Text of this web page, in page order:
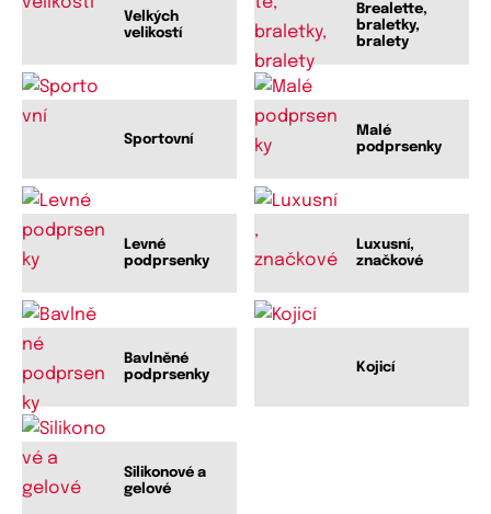
Velkých
velikostí
Brealette,
braletky,
bralety
Sportovní
Malé
podprsenky
Levné
podprsenky
Luxusní,
značkové
Bavlněné
podprsenky
Kojicí
Silikonové a
gelové